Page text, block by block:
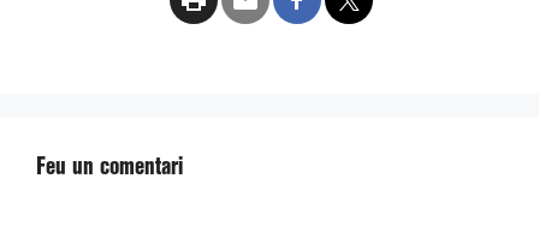
Feu un comentari